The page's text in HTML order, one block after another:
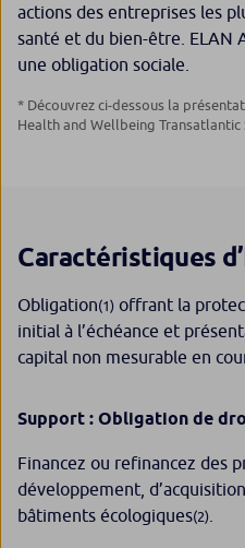
actions des entreprises les
santé et du bien-être. ELAN
une obligation sociale.
* Découvrez ci-dessous la
Health and Wellbeing Transatlantic
Caractéristiques
Obligation(1) offrant la
initial à l’échéance et
capital non mesurable en
Support : Obligation de
Financez ou refinancez des
développement,
bâtiments écologiques(2)